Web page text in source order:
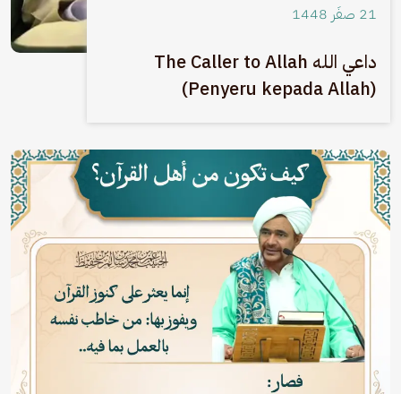
21 صفَر 1448
داعي الله The Caller to Allah
(Penyeru kepada Allah)
الصورة